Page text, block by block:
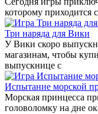
которому приходится
Три наряда для Вики
У Вики скоро
магазинам, чтобы
выпускнице с
Испытание морской
Морская принцесса
головоломку на дне